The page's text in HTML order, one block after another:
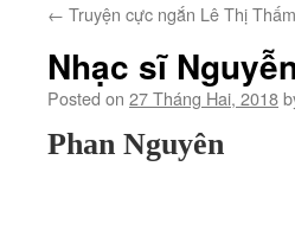
← Truyện cực ngắn Lê Thị
Nhạc sĩ
Posted on 27 Tháng Hai, 2018
Phan Nguyên